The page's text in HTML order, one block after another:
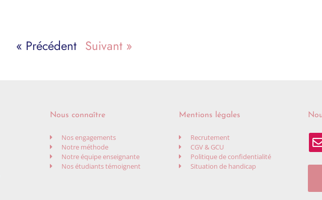
« Précédent Suivant »
Nous connaître
Nos engagements
Notre méthode
Notre équipe enseignante
Nos étudiants témoignent
Mentions légales
Recrutement
CGV & GCU
Politique de confidentialité
Situation de handicap